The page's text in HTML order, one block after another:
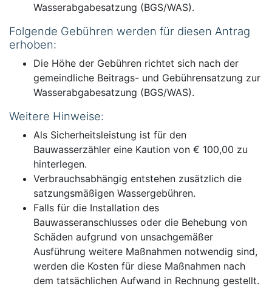
Wasserabgabesatzung (BGS/WAS).
Folgende Gebühren werden für diesen Antrag
erhoben:
Die Höhe der Gebühren richtet sich nach der
gemeindliche Beitrags- und Gebührensatzung zur
Wasserabgabesatzung (BGS/WAS).
Weitere Hinweise:
Als Sicherheitsleistung ist für den
Bauwasserzähler eine Kaution von € 100,00 zu
hinterlegen.
Verbrauchsabhängig entstehen zusätzlich die
satzungsmäßigen Wassergebühren.
Falls für die Installation des
Bauwasseranschlusses oder die Behebung von
Schäden aufgrund von unsachgemäßer
Ausführung weitere Maßnahmen notwendig sind,
werden die Kosten für diese Maßnahmen nach
dem tatsächlichen Aufwand in Rechnung gestellt.